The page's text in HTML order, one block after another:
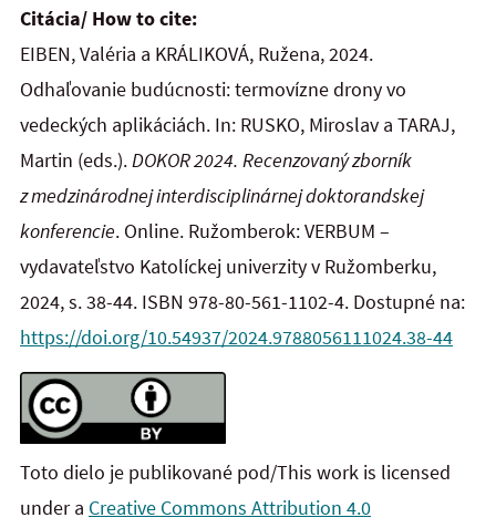
Citácia/ How to cite:
EIBEN, Valéria a KRÁLIKOVÁ, Ružena, 2024.
Odhaľovanie budúcnosti: termovízne drony vo
vedeckých aplikáciách. In: RUSKO, Miroslav a TARAJ,
Martin (eds.).DOKOR 2024. Recenzovaný zborník
z medzinárodnej interdisciplinárnej doktorandskej
konferencie. Online. Ružomberok: VERBUM –
vydavateľstvo Katolíckej univerzity v Ružomberku,
2024, s. 38-44. ISBN 978-80-561-1102-4. Dostupné na:
https://doi.org/10.54937/2024.9788056111024.38-44
Toto dielo je publikované pod/This work is licensed
under a Creative Commons Attribution 4.0